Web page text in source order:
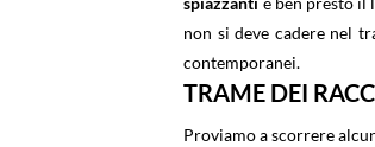
non si deve cadere nel
contemporanei.
TRAME DEI
Proviamo a scorrere